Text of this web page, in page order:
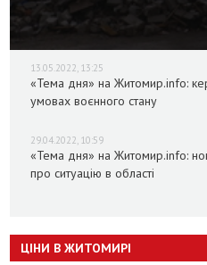
13.05.2022, 13:25
«Тема дня» на Житомир.info:
умовах воєнного стану
29.04.2022, 10:59
«Тема дня» на Житомир.info:
про ситуацію в області
ЦІНИ В ЖИТОМИРІ